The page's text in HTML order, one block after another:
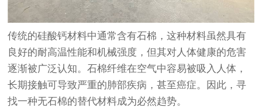
传统的硅酸钙材料中通常含有石棉，这种材料虽然具有
良好的耐高温性能和机械强度，但其对人体健康的危害
逐渐被广泛认知。石棉纤维在空气中容易被吸入人体，
长期接触可导致严重的肺部疾病，甚至癌症。因此，寻
找一种无石棉的替代材料成为必然趋势。